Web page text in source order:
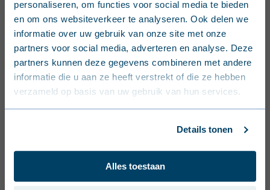
personaliseren, om functies voor social media te bieden
en om ons websiteverkeer te analyseren. Ook delen we
informatie over uw gebruik van onze site met onze
partners voor social media, adverteren en analyse. Deze
partners kunnen deze gegevens combineren met andere
informatie die u aan ze heeft verstrekt of die ze hebben
verzameld op basis van uw gebruik van hun services.
Details tonen
Alles toestaan
Nederlands (België)
Français (Belgique)
Nederlands (Nederland)
Deutsch (Deutschland)
Svenska (Sverige)
l'écologisation de tous nos sites et à rendre nos
processus de production plus respectueux de
l'environnement.